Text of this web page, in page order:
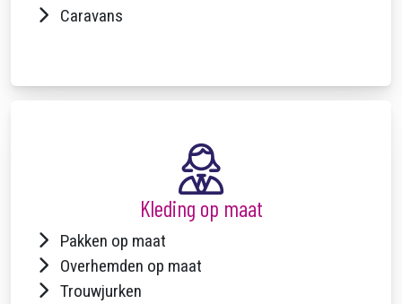
Caravans
Kleding op maat
Pakken op maat
Overhemden op maat
Trouwjurken